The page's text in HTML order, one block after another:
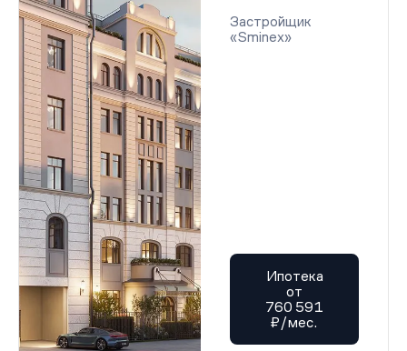
Застройщик
«Sminex»
Ипотека
от
760 591
₽/мес.